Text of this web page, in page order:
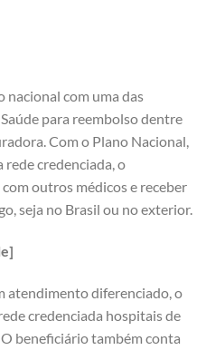
com uma das
para reembolso dentre
Com o Plano Nacional,
rede credenciada, o
outros médicos e receber
seja no Brasil ou no exterior.
atendimento diferenciado, o
credenciada hospitais de
beneficiário também conta